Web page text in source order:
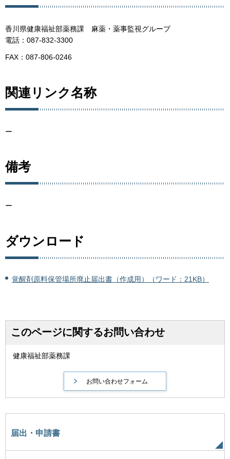
香川県健康福祉部薬務課 麻薬・薬事監視グループ
電話：087-832-3300
FAX：087-806-0246
関連リンク名称
ー
備考
ー
ダウンロード
覚醒剤原料保管場所廃止届出書（作成用）（ワード：21KB）
このページに関するお問い合わせ
健康福祉部薬務課
届出・申請書